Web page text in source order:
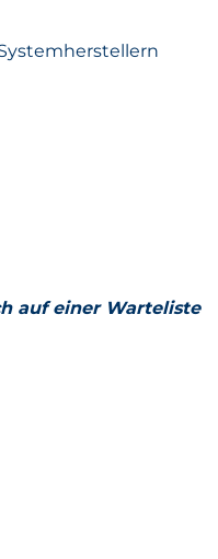
auf einer Warteliste